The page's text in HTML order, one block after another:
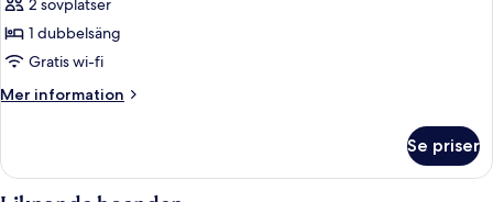
för
Standardrum
-
1
dubbelsäng
2 sovplatser
1 dubbelsäng
Gratis wi-fi
Mer information
Mer
-
1
Se priser